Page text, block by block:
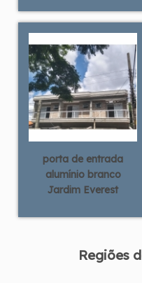
porta de entrada
alumínio branco
Jardim Everest
Regiões